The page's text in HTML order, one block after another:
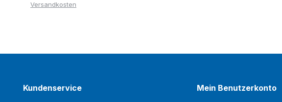
Versandkosten
Kundenservice Mein Benutzerkonto